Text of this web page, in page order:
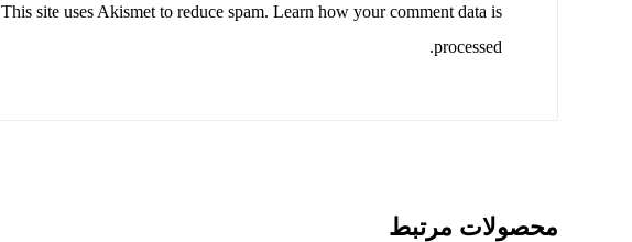
This site uses Akismet to reduce spam. Learn how your comment data is
processed.
محصولات مرتبط